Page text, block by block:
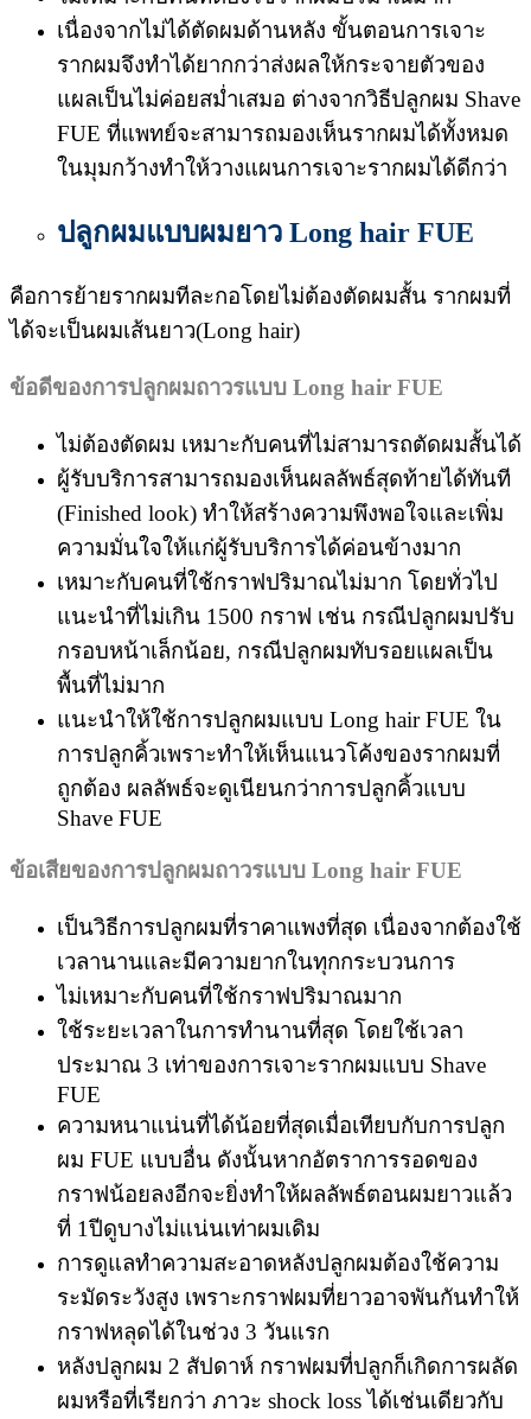
เนื่องจากไม่ได้ตัดผมด้านหลัง ขั้นตอนการเจาะ
รากผมจึงทำได้ยากกว่าส่งผลให้กระจายตัวของ
แผลเป็นไม่ค่อยสม่ำเสมอ ต่างจากวิธีปลูกผม Shave
FUE ที่แพทย์จะสามารถมองเห็นรากผมได้ทั้งหมด
ในมุมกว้างทำให้วางแผนการเจาะรากผมได้ดีกว่า
ปลูกผมแบบผมยาว Long hair FUE
คือการย้ายรากผมทีละกอโดยไม่ต้องตัดผมสั้น รากผมที่
ได้จะเป็นผมเส้นยาว(Long hair)
ข้อดีของการปลูกผมถาวรแบบ Long hair FUE
ไม่ต้องตัดผม เหมาะกับคนที่ไม่สามารถตัดผมสั้นได้
ผู้รับบริการสามารถมองเห็นผลลัพธ์สุดท้ายได้ทันที
(Finished look) ทำให้สร้างความพึงพอใจและเพิ่ม
ความมั่นใจให้แก่ผู้รับบริการได้ค่อนข้างมาก
เหมาะกับคนที่ใช้กราฟปริมาณไม่มาก โดยทั่วไป
แนะนำที่ไม่เกิน 1500 กราฟ เช่น กรณีปลูกผมปรับ
กรอบหน้าเล็กน้อย, กรณีปลูกผมทับรอยแผลเป็น
พื้นที่ไม่มาก
แนะนำให้ใช้การปลูกผมแบบ Long hair FUE ใน
การปลูกคิ้วเพราะทำให้เห็นแนวโค้งของรากผมที่
ถูกต้อง ผลลัพธ์จะดูเนียนกว่าการปลูกคิ้วแบบ
Shave FUE
ข้อเสียของการปลูกผมถาวรแบบ Long hair FUE
เป็นวิธีการปลูกผมที่ราคาแพงที่สุด เนื่องจากต้องใช้
เวลานานและมีความยากในทุกกระบวนการ
ไม่เหมาะกับคนที่ใช้กราฟปริมาณมาก
ใช้ระยะเวลาในการทำนานที่สุด โดยใช้เวลา
ประมาณ 3 เท่าของการเจาะรากผมแบบ Shave
FUE
ความหนาแน่นที่ได้น้อยที่สุดเมื่อเทียบกับการปลูก
ผม FUE แบบอื่น ดังนั้นหากอัตราการรอดของ
กราฟน้อยลงอีกจะยิ่งทำให้ผลลัพธ์ตอนผมยาวแล้ว
ที่ 1ปีดูบางไม่แน่นเท่าผมเดิม
การดูแลทำความสะอาดหลังปลูกผมต้องใช้ความ
ระมัดระวังสูง เพราะกราฟผมที่ยาวอาจพันกันทำให้
กราฟหลุดได้ในช่วง 3 วันแรก
หลังปลูกผม 2 สัปดาห์ กราฟผมที่ปลูกก็เกิดการผลัด
ผมหรือที่เรียกว่า ภาวะ shock loss ได้เช่นเดียวกับ